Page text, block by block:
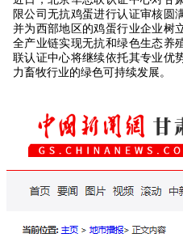
限公司无抗鸡蛋进行认证审核圆
并为西部地区的鸡蛋行业企业树
全产业链实现无抗和绿色生态养
联认证中心将继续依托其专业优
力畜牧行业的绿色可持续发展。